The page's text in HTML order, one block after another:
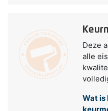
Deze
alle
Wat is